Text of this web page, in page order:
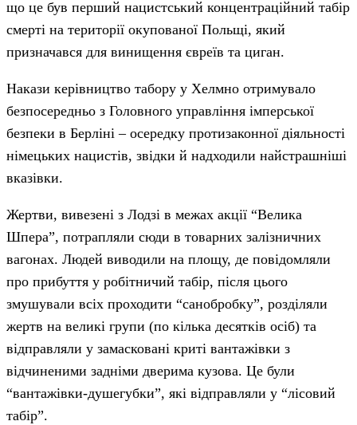
що це був перший нацистський концентраційний табір
смерті на території окупованої Польщі, який
призначався для винищення євреїв та циган.
Накази керівництво табору у Хелмно отримувало
безпосередньо з Головного управління імперської
безпеки в Берліні – осередку протизаконної діяльності
німецьких нацистів, звідки й надходили найстрашніші
вказівки.
Жертви, вивезені з Лодзі в межах акції “Велика
Шпера”, потрапляли сюди в товарних залізничних
вагонах. Людей виводили на площу, де повідомляли
про прибуття у робітничий табір, після цього
змушували всіх проходити “санобробку”, розділяли
жертв на великі групи (по кілька десятків осіб) та
відправляли у замасковані криті вантажівки з
відчиненими задніми дверима кузова. Це були
“вантажівки-душегубки”, які відправляли у “лісовий
табір”.